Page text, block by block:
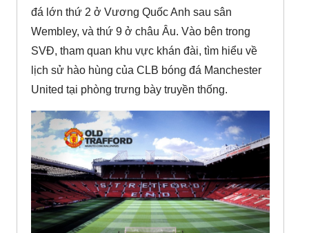
đá lớn thứ 2 ở Vương Quốc Anh sau sân
Wembley, và thứ 9 ở châu Âu. Vào bên trong
SVĐ, tham quan khu vực khán đài, tìm hiểu về
lịch sử hào hùng của CLB bóng đá Manchester
United tại phòng trưng bày truyền thống.